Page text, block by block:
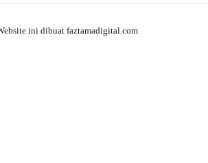
ini dibuat faztamadigital.com